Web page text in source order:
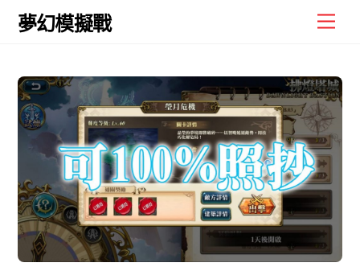
Skip
夢幻模擬戰